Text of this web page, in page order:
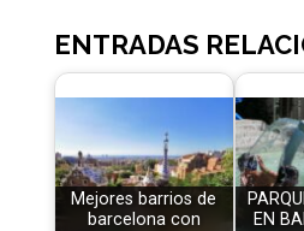
ENTRADAS
Mejores barrios de
barcelona con
EN